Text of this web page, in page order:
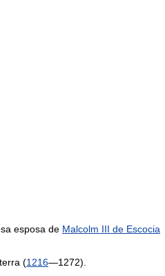
esposa de Malcolm III de Escocia
(1216—1272).